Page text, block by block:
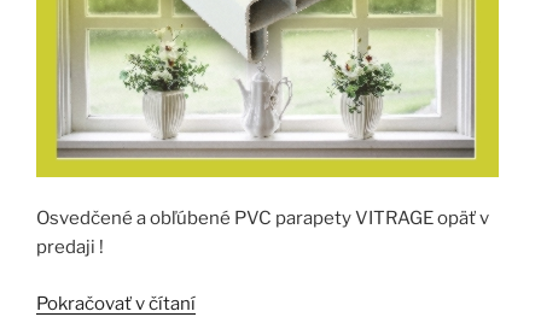
Osvedčené a obľúbené PVC parapety VITRAGE opäť v
predaji !
Pokračovať v čítaní„PARAPETY